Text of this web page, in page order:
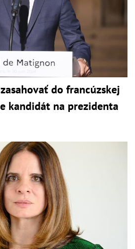
do francúzskej
kandidát na prezidenta